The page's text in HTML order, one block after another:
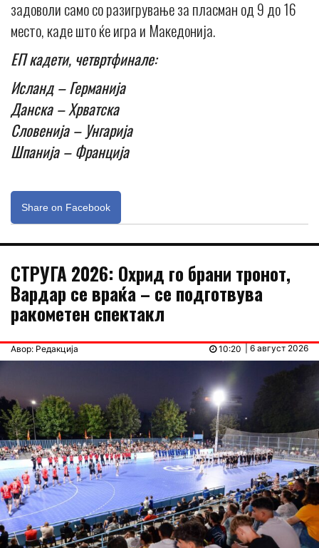
задоволи само со разигрување за пласман од 9 до 16
место, каде што ќе игра и Македонија.
ЕП кадети, четвртфинале:
Исланд – Германија
Данска – Хрватска
Словенија – Унгарија
Шпанија – Франција
Share on Facebook
СТРУГА 2026: Охрид го брани тронот,
Вардар се враќа – се подготвува
ракометен спектакл
Авор: Редакција | 6 август 2026
10:20